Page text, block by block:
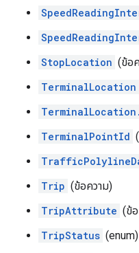
StopLocation (ข้อ
TerminalLocation
TerminalPointId
Trip (ข้อความ)
TripAttribute (ข้
TripStatus (enum)